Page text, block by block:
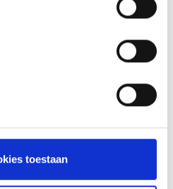
toestaan